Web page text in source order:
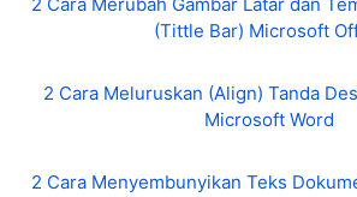
(Tittle Bar) Microsoft
2 Cara Meluruskan (Align) Tanda
Microsoft Word
2 Cara Menyembunyikan Teks